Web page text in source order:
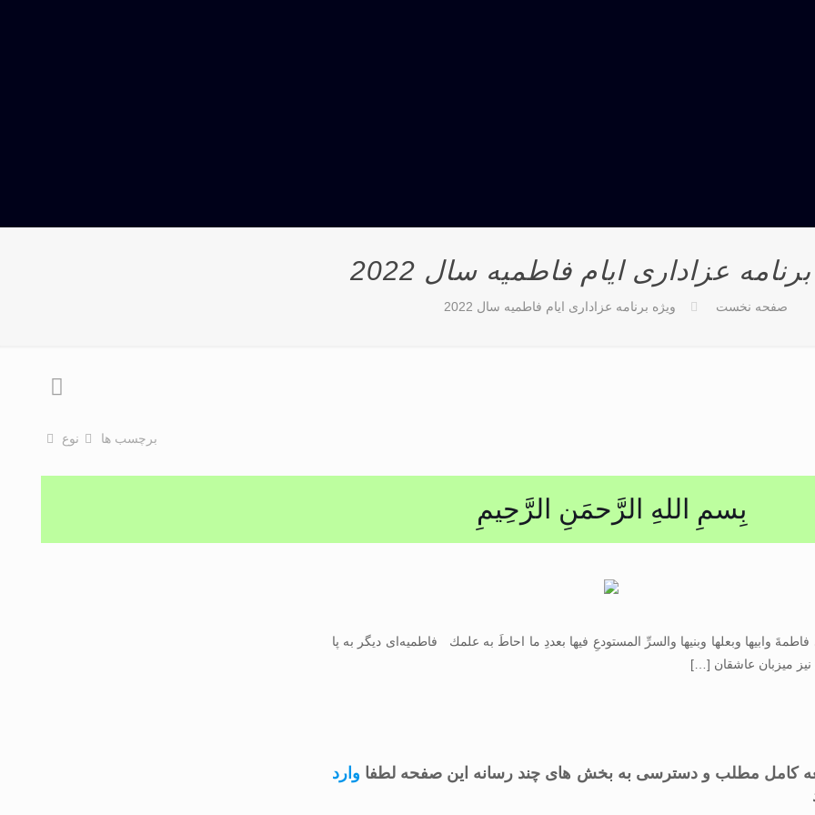
عزاداری ایام فاطمیه سال 2022
صفحه نخست ویژه برنامه عزاداری ایام فاطمیه سال 2022
نوع برچسب ها
بِسمِ اللهِ الرَّحمَنِ الرَّحِيمِ
وابيها وبعلها وبنيها والسرِّ المستودعِ فيها بعددِ ما احاطَ به علمك فاطمیه‌ای دیگر به پا
میزبان عاشقان […]
کامل مطلب و دسترسی به بخش های چند رسانه این صفحه لطفا وارد